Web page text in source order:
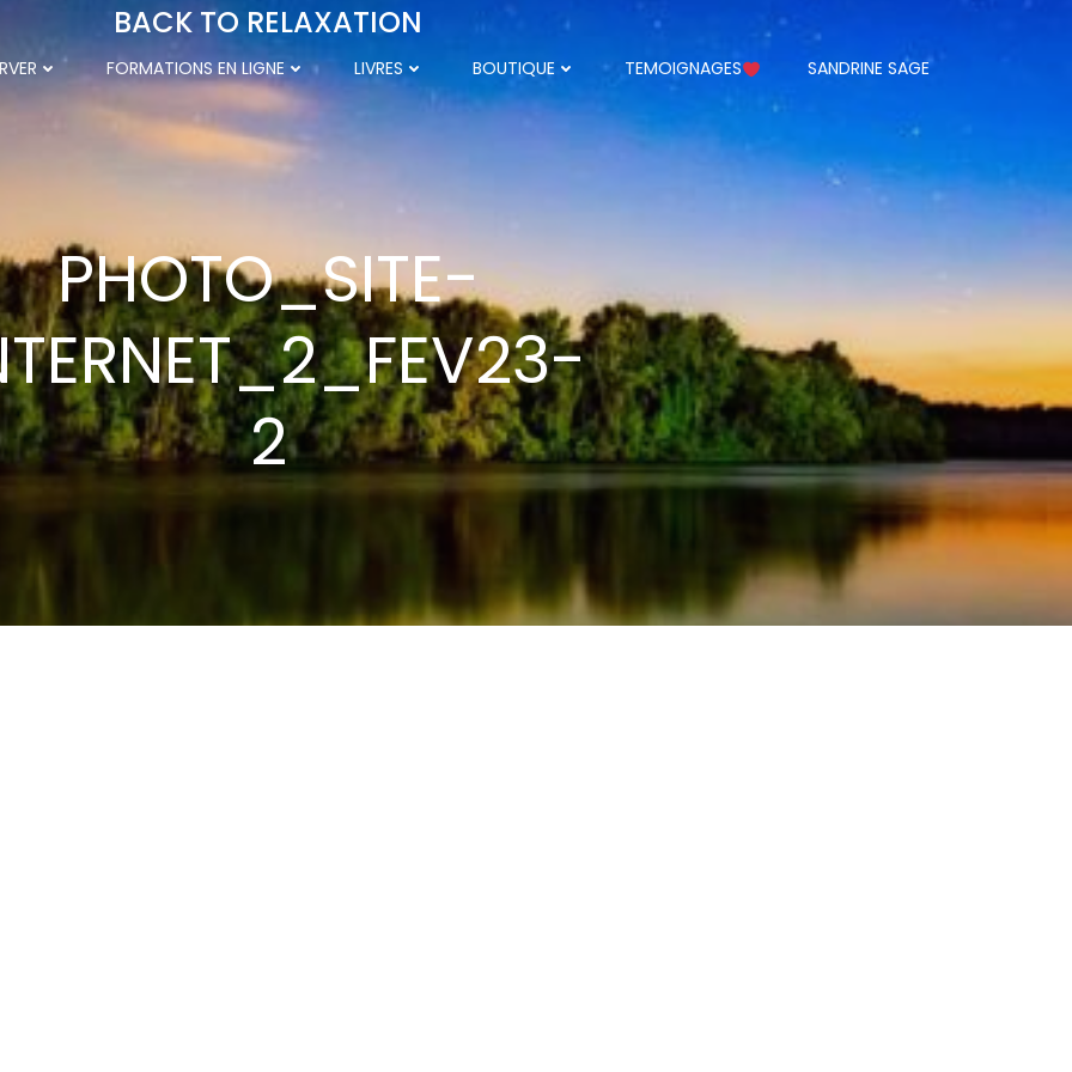
BACK TO RELAXATION
FORMATIONS EN LIGNE LIVRES BOUTIQUE TEMOIGNAGES SANDRINE SAGE
PHOTO_SITE-
2